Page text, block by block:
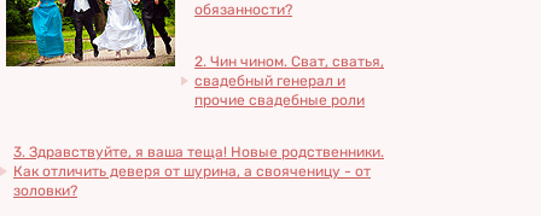
обязанности?
2. Чин чином. Сват, сватья,
свадебный генерал и
прочие свадебные роли
3. Здравствуйте, я ваша теща! Новые родственники.
Как отличить деверя от шурина, а свояченицу - от
золовки?